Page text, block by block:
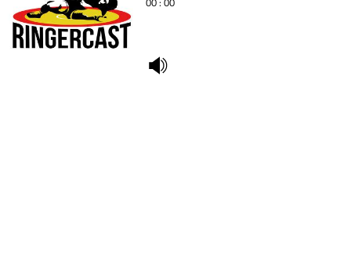
00 : 00